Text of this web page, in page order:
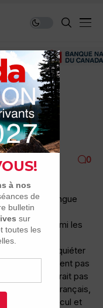
0
de la langue
la scène
parmi les
que les
pour s’inquiéter
ne la parlent pas
ne serait pas
du Français,
de son recul et